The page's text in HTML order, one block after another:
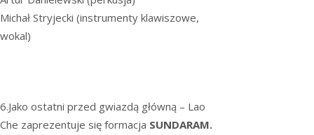
Michał Stryjecki (instrumenty klawiszowe,
wokal)
6.Jako ostatni przed gwiazdą główną – Lao
Che zaprezentuje się formacja SUNDARAM.